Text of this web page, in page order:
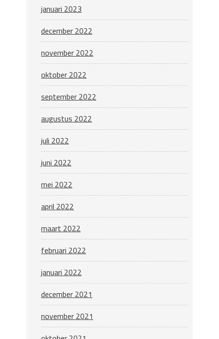
januari 2023
december 2022
november 2022
oktober 2022
september 2022
augustus 2022
juli 2022
juni 2022
mei 2022
april 2022
maart 2022
februari 2022
januari 2022
december 2021
november 2021